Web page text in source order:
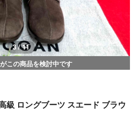
3 / 11
この商品を検討中です
級 ロングブーツ スエード ブラウ